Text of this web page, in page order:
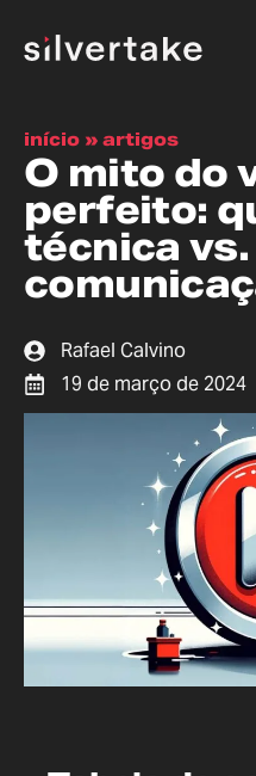
início » artigos
O mito do
perfeito:
técnica vs.
Rafael Calvino
19 de março de 2024